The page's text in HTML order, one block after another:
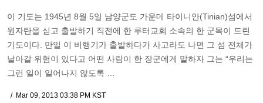
이 기도는 1945년 8월 5일 남양군도 가운데 타이니안(Tinian)섬에서
원자탄을 싣고 출발하기 직전에 한 루터교회 소속의 한 군목이 드린
기도이다. 만일 이 비행기가 출발하다가 사고라도 나면 그 섬 전체가
날아갈 위험이 있다고 어떤 사람이 한 장군에게 말하자 그는 “우리는
그런 일이 일어나지 않도록 …
Mar 09, 2013 03:38 PM KST